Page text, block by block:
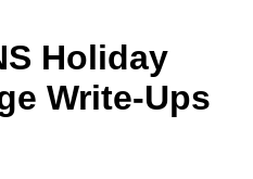
Holiday
Write-Ups